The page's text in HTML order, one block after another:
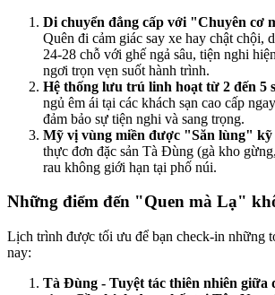
Di chuyển đẳng cấp với "Chuyên cơ
Quên đi cảm giác say xe hay chật chội,
24-28 chỗ với ghế ngả sâu, tiện nghi
ngơi trọn vẹn suốt hành trình.
Hệ thống lưu trú linh hoạt từ 2 đến 5
ngủ êm ái tại các khách sạn cao cấp
đảm bảo sự tiện nghi và sang trọng.
Mỹ vị vùng miền được "Săn lùng"
thực đơn đặc sản Tà Đùng (gà kho
rau không giới hạn tại phố núi.
Những điểm đến "Quen mà Lạ"
Lịch trình được tối ưu để bạn check-in những
nay:
Tà Đùng - Tuyệt tác thiên nhiên giữa